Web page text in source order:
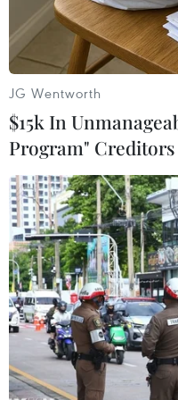
Cựu chiến binh Ban Liên
Đà Nẵng dâng hương
Gạc Ma (Đà Nẵng, 12/3/
Ngày 14/3, tại Đình
Châu, thành phố Đà
JG Wentworth
$15k In
Program"